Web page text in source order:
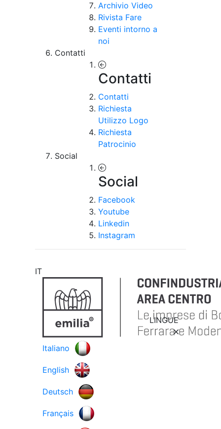
Archivio Video
Rivista Fare
Eventi intorno a
noi
Contatti
Contatti
Contatti
Richiesta
Utilizzo Logo
Richiesta
Patrocinio
Social
Social
Facebook
Youtube
Linkedin
Instagram
IT
LINGUE
Italiano
English
Deutsch
Français